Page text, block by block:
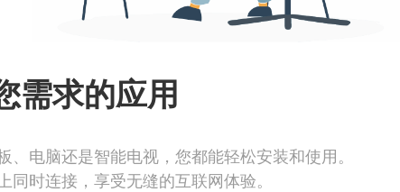
需求的应用
电脑还是智能电视，您都能轻松安装和使用。
时连接，享受无缝的互联网体验。